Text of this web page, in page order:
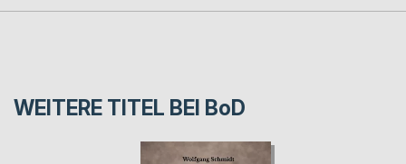
WEITERE TITEL BEI BoD